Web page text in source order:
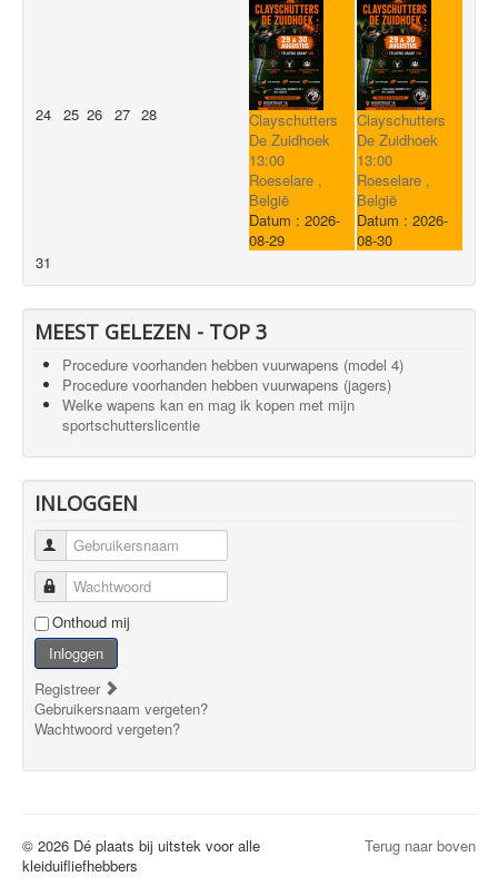
24 25 26 27 28
Clayschutters
De Zuidhoek
13:00
Roeselare ,
België
Datum : 2026-
08-29
Clayschutters
De Zuidhoek
13:00
Roeselare ,
België
Datum : 2026-
08-30
31
MEEST GELEZEN - TOP 3
Procedure voorhanden hebben vuurwapens (model 4)
Procedure voorhanden hebben vuurwapens (jagers)
Welke wapens kan en mag ik kopen met mijn
sportschutterslicentie
INLOGGEN
Gebruikersnaam
Wachtwoord
Onthoud mij
Inloggen
Registreer
Gebruikersnaam vergeten?
Wachtwoord vergeten?
Terug naar boven
© 2026 Dé plaats bij uitstek voor alle
kleiduifliefhebbers